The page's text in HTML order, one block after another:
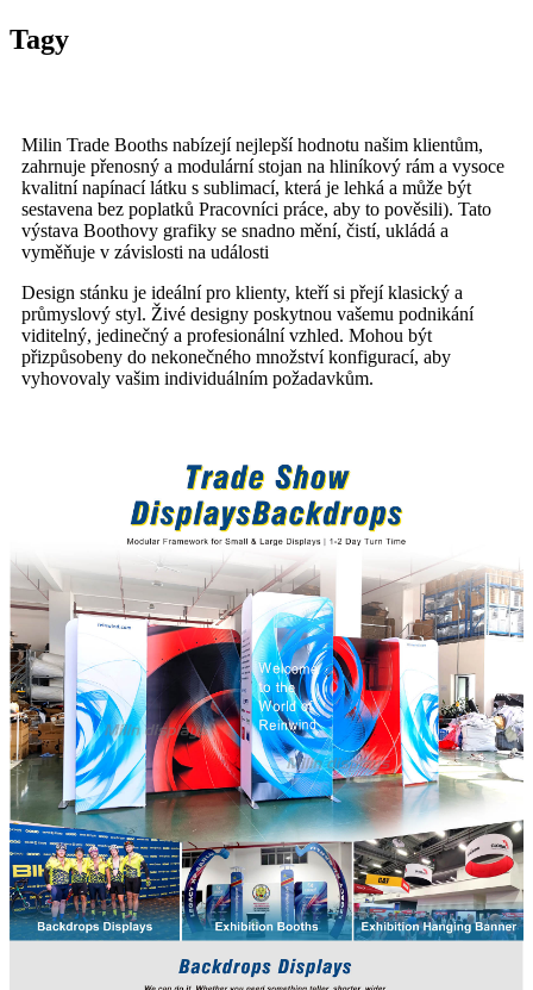
Tagy
Milin Trade Booths nabízejí nejlepší hodnotu našim klientům,
zahrnuje přenosný a modulární stojan na hliníkový rám a vysoce
kvalitní napínací látku s sublimací, která je lehká a může být
sestavena bez poplatků Pracovníci práce, aby to pověsili). Tato
výstava Boothovy grafiky se snadno mění, čistí, ukládá a
vyměňuje v závislosti na události
Design stánku je ideální pro klienty, kteří si přejí klasický a
průmyslový styl. Živé designy poskytnou vašemu podnikání
viditelný, jedinečný a profesionální vzhled. Mohou být
přizpůsobeny do nekonečného množství konfigurací, aby
vyhovovaly vašim individuálním požadavkům.